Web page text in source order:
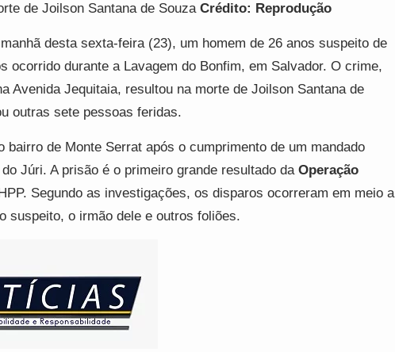
de Joilson Santana de Souza Crédito: Reprodução
desta sexta-feira (23), um homem de 26 anos suspeito de
ocorrido durante a Lavagem do Bonfim, em Salvador. O crime,
Avenida Jequitaia, resultou na morte de Joilson Santana de
outras sete pessoas feridas.
bairro de Monte Serrat após o cumprimento de um mandado
Júri. A prisão é o primeiro grande resultado da Operação
Segundo as investigações, os disparos ocorreram em meio a
suspeito, o irmão dele e outros foliões.